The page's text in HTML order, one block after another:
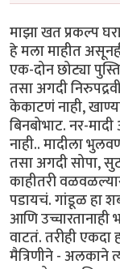
माझा खत प्रकल्प
हे मला माहीत
एक-दोन छोट्या
तसा अगदी
केकाटणं नाही,
बिनबोभाट. नर-
नाही.. मादीला
तसा अगदी सोपा,
काहीतरी
पडायचं. गांडूळ हा
आणि उच्चारतानाही
वाटतं. तरीही एकदा
मैत्रिणीने - अलकाने